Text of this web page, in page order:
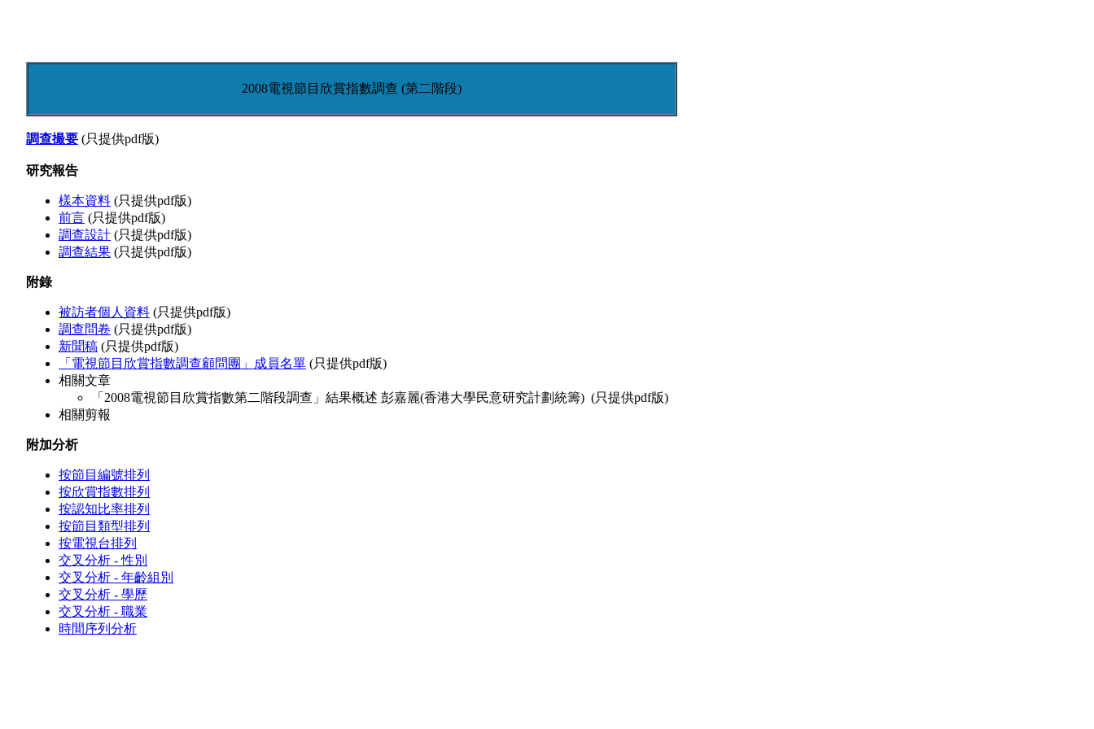
2008電視節目欣賞指數調查 (第二階段)
調查撮要 (只提供pdf版)
研究報告
樣本資料 (只提供pdf版)
前言 (只提供pdf版)
調查設計 (只提供pdf版)
調查結果 (只提供pdf版)
附錄
被訪者個人資料 (只提供pdf版)
調查問卷 (只提供pdf版)
新聞稿 (只提供pdf版)
「電視節目欣賞指數調查顧問團」成員名單 (只提供pdf版)
相關文章
「2008電視節目欣賞指數第二階段調查」結果概述 彭嘉麗(香港大學民意研究計劃統籌) (只提供pdf版)
相關剪報
附加分析
按節目編號排列
按欣賞指數排列
按認知比率排列
按節目類型排列
按電視台排列
交叉分析 - 性別
交叉分析 - 年齡組別
交叉分析 - 學歷
交叉分析 - 職業
時間序列分析